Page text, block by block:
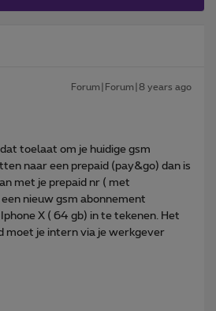
Forum|Forum|8 years ago
toelaat om je huidige gsm
naar een prepaid (pay&go) dan is
met je prepaid nr ( met
nieuw gsm abonnement
X ( 64 gb) in te tekenen. Het
moet je intern via je werkgever